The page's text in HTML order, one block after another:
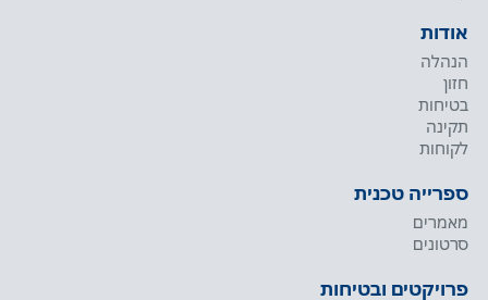
אודות
הנהלה
חזון
בטיחות
תקינה
לקוחות
ספרייה טכנית
מאמרים
סרטונים
פרויקטים ובטיחות